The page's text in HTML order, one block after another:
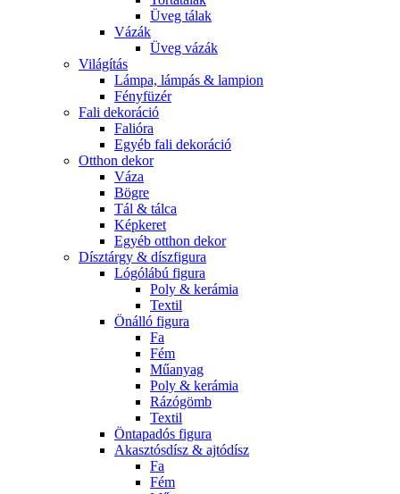
Üveg tálak
Vázák
Üveg vázák
Világítás
Lámpa, lámpás & lampion
Fényfüzér
Fali dekoráció
Falióra
Egyéb fali dekoráció
Otthon dekor
Váza
Bögre
Tál & tálca
Képkeret
Egyéb otthon dekor
Dísztárgy & díszfigura
Lógólábú figura
Poly & kerámia
Textil
Önálló figura
Fa
Fém
Műanyag
Poly & kerámia
Rázógömb
Textil
Öntapadós figura
Akasztósdísz & ajtódísz
Fa
Fém